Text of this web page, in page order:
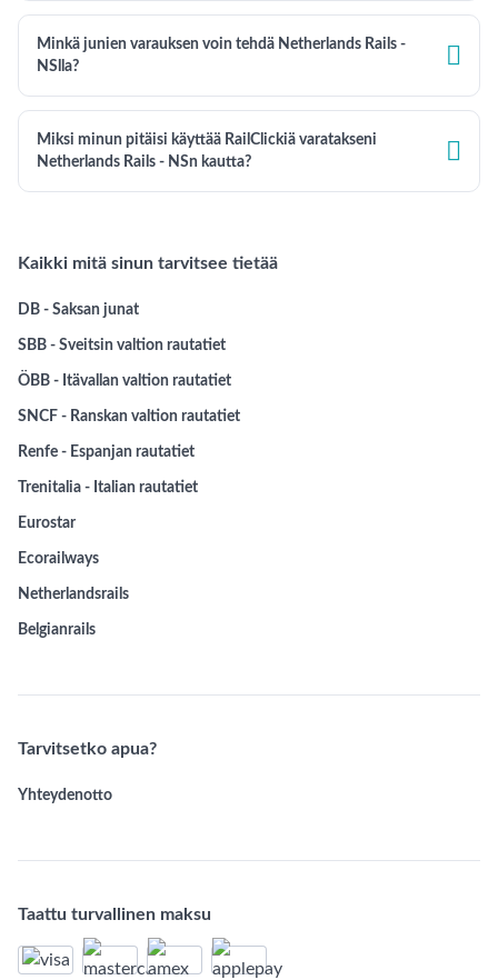
Minkä junien varauksen voin tehdä Netherlands Rails -
NSlla?

Miksi minun pitäisi käyttää RailClickiä varatakseni
Netherlands Rails - NSn kautta?

Kaikki mitä sinun tarvitsee tietää
DB - Saksan junat
SBB - Sveitsin valtion rautatiet
ÖBB - Itävallan valtion rautatiet
SNCF - Ranskan valtion rautatiet
Renfe - Espanjan rautatiet
Trenitalia - Italian rautatiet
Eurostar
Ecorailways
Netherlandsrails
Belgianrails
Tarvitsetko apua?
Yhteydenotto
Taattu turvallinen maksu